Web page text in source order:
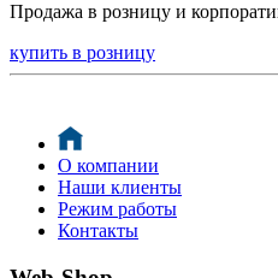
Продажа в розницу и
купить в розницу
О компании
Наши клиенты
Режим работы
Контакты